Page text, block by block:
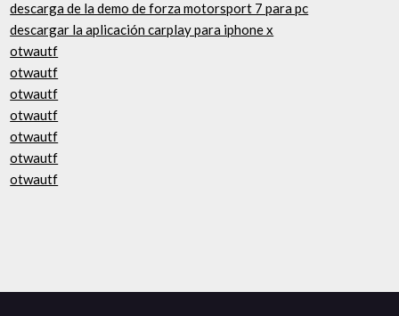
descarga de la demo de forza motorsport 7 para pc
descargar la aplicación carplay para iphone x
otwautf
otwautf
otwautf
otwautf
otwautf
otwautf
otwautf